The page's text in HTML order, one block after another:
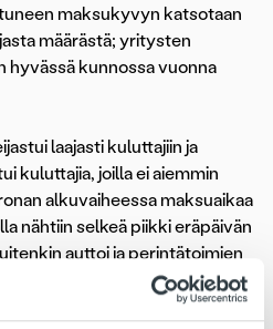
maksukyvyn katsotaan
määrästä; yritysten
hyvässä kunnossa vuonna
laajasti kuluttajiin ja
kuluttajia, joilla ei aiemmin
alkuvaiheessa maksuaikaa
nähtiin selkeä piikki eräpäivän
auttoi ja perintätoimien
myös kuluttajapuolella.
siirtojen määrä tasaantui –